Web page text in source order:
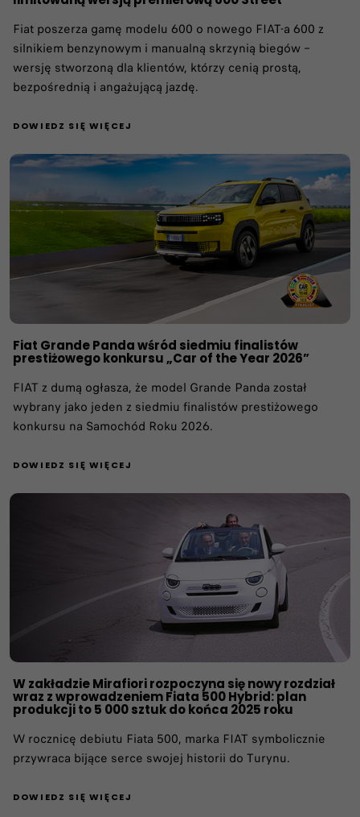
Fiat poszerza gamę modelu 600 o nowego FIAT-a 600 z
silnikiem benzynowym i manualną skrzynią biegów –
wersję stworzoną dla klientów, którzy cenią prostą,
bezpośrednią i angażującą jazdę.
DOWIEDZ SIĘ WIĘCEJ
Fiat Grande Panda wśród siedmiu finalistów
prestiżowego konkursu „Car of the Year 2026”
FIAT z dumą ogłasza, że model Grande Panda został
wybrany jako jeden z siedmiu finalistów prestiżowego
konkursu na Samochód Roku 2026.
DOWIEDZ SIĘ WIĘCEJ
W zakładzie Mirafiori rozpoczyna się nowy rozdział
wraz z wprowadzeniem Fiata 500 Hybrid: plan
produkcji to 5 000 sztuk do końca 2025 roku
W rocznicę debiutu Fiata 500, marka FIAT symbolicznie
przywraca bijące serce swojej historii do Turynu.
DOWIEDZ SIĘ WIĘCEJ